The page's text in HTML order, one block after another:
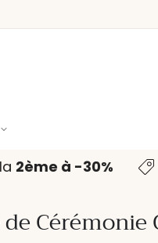
la2ème à -30%
Cérémonie